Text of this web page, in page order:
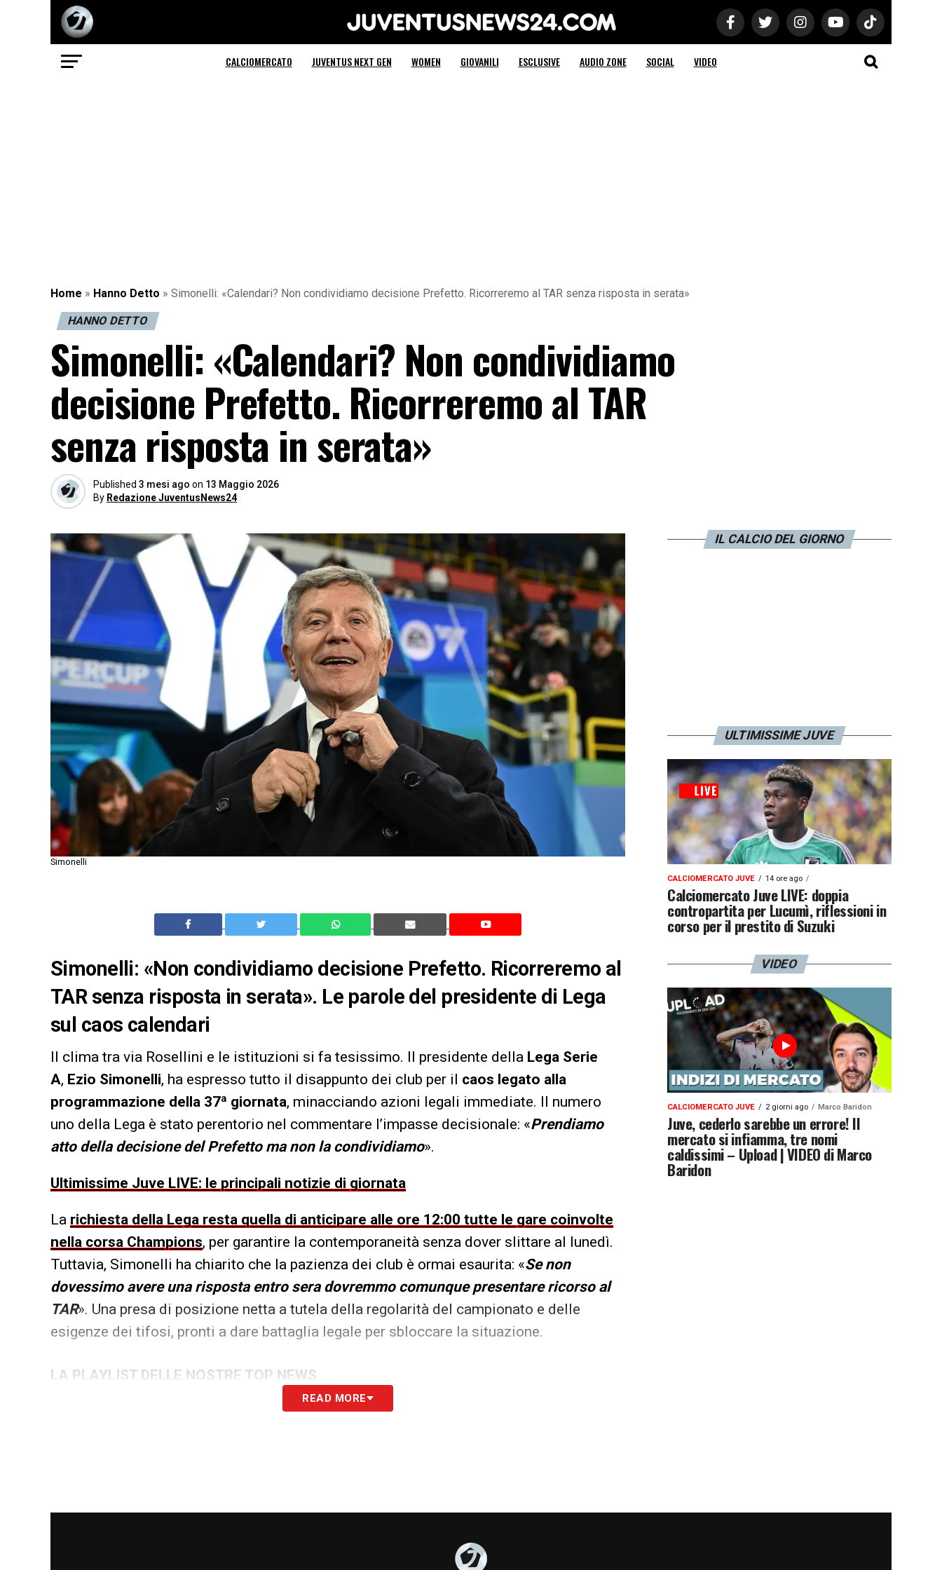
Juventus News 24
CALCIOMERCATO JUVENTUS NEXT GEN WOMEN GIOVANILI ESCLUSIVE AUDIO ZONE SOCIAL VIDEO
Home » Hanno Detto » Simonelli: «Calendari? Non condividiamo decisione Prefetto. Ricorreremo al TAR senza risposta in serata»
HANNO DETTO
Simonelli: «Calendari? Non condividiamo
decisione Prefetto. Ricorreremo al TAR
senza risposta in serata»
Published 3 mesi ago on 13 Maggio 2026
By Redazione JuventusNews24
Simonelli
Simonelli: «Non condividiamo decisione Prefetto. Ricorreremo al
TAR senza risposta in serata». Le parole del presidente di Lega
sul caos calendari
Il clima tra via Rosellini e le istituzioni si fa tesissimo. Il presidente della Lega Serie
A, Ezio Simonelli, ha espresso tutto il disappunto dei club per il caos legato alla
programmazione della 37ª giornata, minacciando azioni legali immediate. Il numero
uno della Lega è stato perentorio nel commentare l’impasse decisionale: «Prendiamo
atto della decisione del Prefetto ma non la condividiamo».
Ultimissime Juve LIVE: le principali notizie di giornata
La richiesta della Lega resta quella di anticipare alle ore 12:00 tutte le gare coinvolte
nella corsa Champions, per garantire la contemporaneità senza dover slittare al lunedì.
Tuttavia, Simonelli ha chiarito che la pazienza dei club è ormai esaurita: «Se non
dovessimo avere una risposta entro sera dovremmo comunque presentare ricorso al
TAR». Una presa di posizione netta a tutela della regolarità del campionato e delle
esigenze dei tifosi, pronti a dare battaglia legale per sbloccare la situazione.
LA PLAYLIST DELLE NOSTRE TOP NEWS
READ MORE
IL CALCIO DEL GIORNO
ULTIMISSIME JUVE
CALCIOMERCATO JUVE 14 ore ago
Calciomercato Juve LIVE: doppia
contropartita per Lucumì, riflessioni in
corso per il prestito di Suzuki
VIDEO
CALCIOMERCATO JUVE 2 giorni ago Marco Baridon
Juve, cederlo sarebbe un errore! Il
mercato si infiamma, tre nomi
caldissimi – Upload | VIDEO di Marco
Baridon